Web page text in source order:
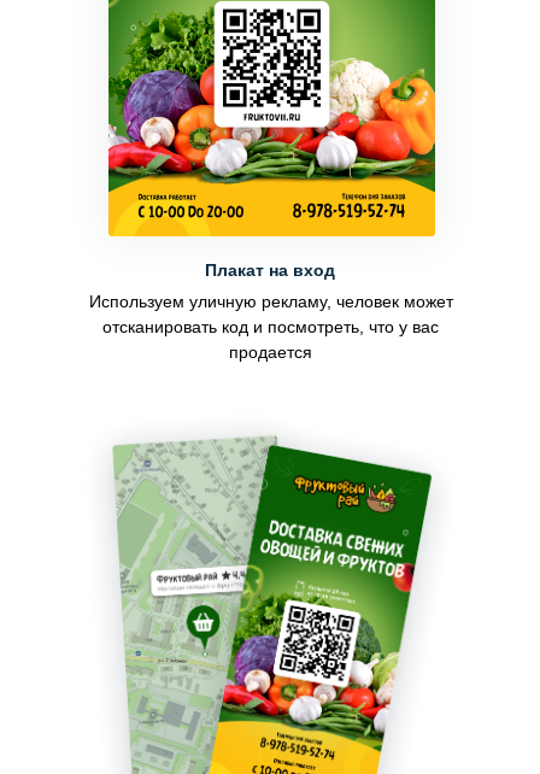
Плакат на вход
Используем уличную рекламу, человек может
отсканировать код и посмотреть, что у вас
продается